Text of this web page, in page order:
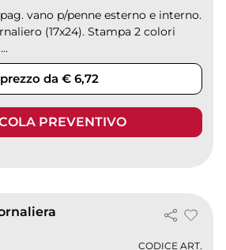
vano p/penne esterno e interno.
(17x24). Stampa 2 colori
prezzo da € 6,72
PREVENTIVO
CODICE ART.